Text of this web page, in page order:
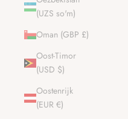
(UZS so'm)
Oman (GBP £)
Oost-Timor
(USD $)
Oostenrijk
(EUR €)